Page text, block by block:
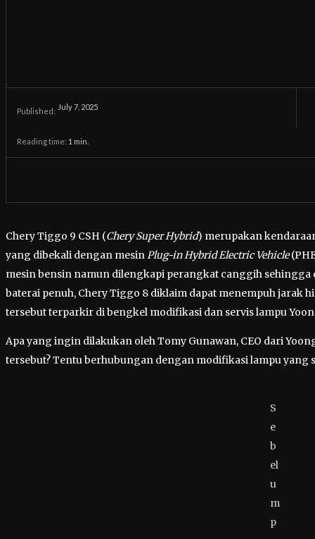
Published: July 7, 2025
Reading time: 1 min.
Chery Tiggo 9 CSH (Chery Super Hybrid) merupakan
yang dibekali dengan mesinPlug-in Hybrid Electric Vehicle
mesin bensin namun dilengkapi perangkat canggih sehingga
baterai penuh, Chery Tiggo 8 diklaim dapat menempuh jarak
tersebut terparkir di bengkel modifikasi dan servis lampu
Apa yang ingin dilakukan oleh Tomy Gunawan, CEO dari
tersebut? Tentu berhubungan dengan modifikasi lampu yang
S
e
b
el
u
m
p